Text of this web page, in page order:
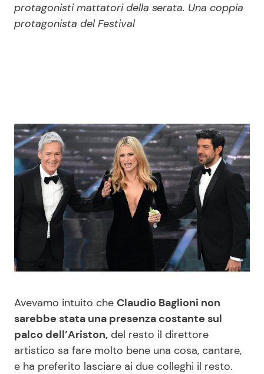
ShowBiz
Benessere
Moda e Style
Mondo Mamma
Salute
Viaggi e Turismo
Cucina e Ricette
Consigli di Cucina
Dolci
Le Ricette in TV
Ricette Facili e Veloci
Ricette Feste
protagonisti mattatori della serata. Una coppia
protagonista del Festival
Avevamo intuito che Claudio Baglioni non
sarebbe stata una presenza costante sul
palco dell’Ariston, del resto il direttore
artistico sa fare molto bene una cosa, cantare,
e ha preferito lasciare ai due colleghi il resto.